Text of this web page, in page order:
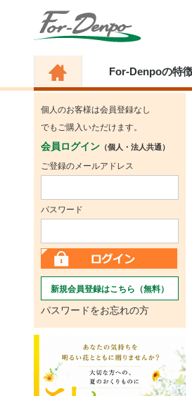
For-Denpoの特
個人のお客様は会員登録なし
でもご購入いただけます。
会員ログイン （個人・法人共通）
ご登録のメールアドレス
パスワード
新規会員登録はこちら（無料）
パスワードをお忘れの方